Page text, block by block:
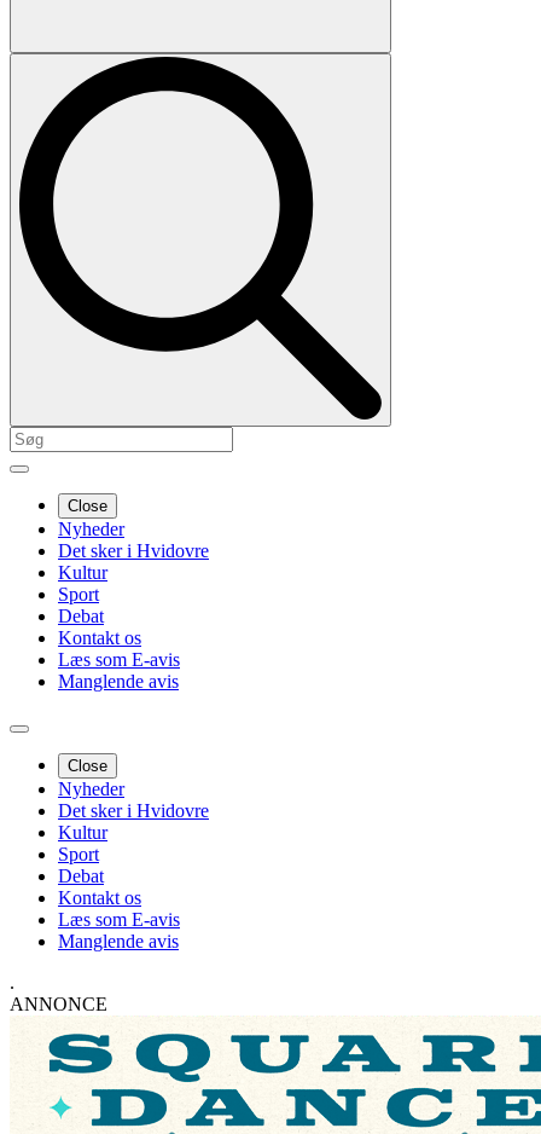
Close
Nyheder
Det sker i Hvidovre
Kultur
Sport
Debat
Kontakt os
Læs som E-avis
Manglende avis
Close
Nyheder
Det sker i Hvidovre
Kultur
Sport
Debat
Kontakt os
Læs som E-avis
Manglende avis
.
ANNONCE